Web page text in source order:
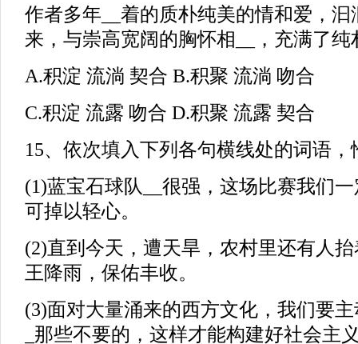
作者多年__着的质朴纯美的情和爱，汩
来，与崇高宽阔的胸怀相__，充满了纯
A.积淀 流淌 契合 B.积聚 流淌 吻合
C.积淀 流露 吻合 D.积聚 流露 契合
15、依次填入下列各句横线处的词语
(1)蓝宝石球队__很强，这场比赛我们
可掉以轻心。
(2)直到今天，遭天旱，农村里还有人
王降雨，保佑丰收。
(3)面对大量涌来的西方文化，我们要
_那些不要的，这样才能构建好社会主